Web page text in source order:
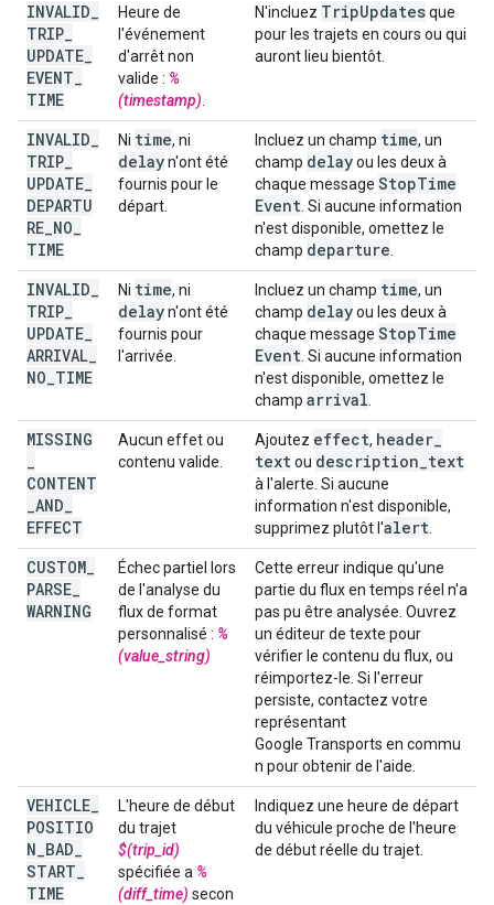
INVALID
TRIP
UPDATE
EVENT
TIME
Heure de
l'événement
d'arrêt non
valide : %
(timestamp)
N'incluez TripUpdatesque
pour les trajets en cours ou qui
auront lieu bientôt.
INVALID
TRIP
UPDATE
DEPARTU
RE NO
TIME
Ni time, ni
delayn'ont été
fournis pour le
départ.
Incluez un champ time, un
champ delayou les deux à
chaque message StopTime
Event . Si aucune information
n'est disponible, omettez le
champ departure
INVALID
TRIP
UPDATE
ARRIVAL
NO TIME
Ni time, ni
delayn'ont été
fournis pour
l'arrivée.
Incluez un champ time, un
champ delayou les deux à
chaque message StopTime
Event . Si aucune information
n'est disponible, omettez le
champ arrival
MISSING
CONTENT
AND
EFFECT
Aucun effet ou
contenu valide.
Ajoutez effect, header
textou description text
à l'alerte. Si aucune
information n'est disponible,
supprimez plutôt l'alert
CUSTOM
PARSE
WARNING
Échec partiel lors
de l'analyse du
flux de format
personnalisé : %
(value_string)
Cette erreur indique qu'une
partie du flux en temps réel n'a
pas pu être analysée. Ouvrez
un éditeur de texte pour
vérifier le contenu du flux, ou
réimportez-le. Si l'erreur
persiste, contactez votre
représentant
Google Transports en commu
n pour obtenir de l'aide.
VEHICLE
POSITIO
N BAD
START
TIME
L'heure de début
du trajet
$(trip_id)
spécifiée a %
(diff_time) secon
Indiquez une heure de départ
du véhicule proche de l'heure
de début réelle du trajet.